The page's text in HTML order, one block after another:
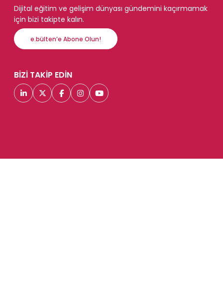
Dijital eğitim ve gelişim dünyası gündemini kaçırmamak
için bizi takipte kalın.
e.bülten’e Abone Olun!
BİZİ TAKİP EDİN